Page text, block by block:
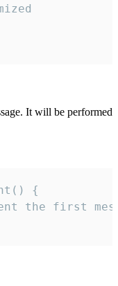
It will be performed
{
the first